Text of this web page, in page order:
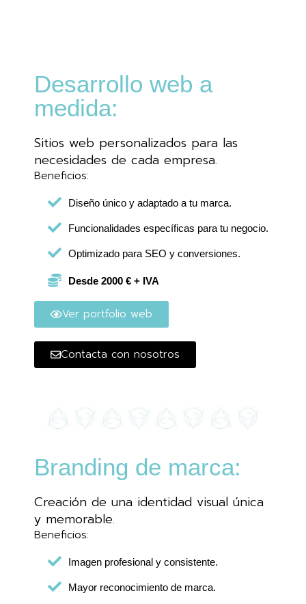
Desarrollo web a
medida:
Sitios web personalizados para las
necesidades de cada empresa.
Beneficios:
Diseño único y adaptado a tu marca.
Funcionalidades específicas para tu negocio.
Optimizado para SEO y conversiones.
Desde 2000 € + IVA
Ver portfolio web
Contacta con nosotros
Branding de marca:
Creación de una identidad visual única
y memorable.
Beneficios:
Imagen profesional y consistente.
Mayor reconocimiento de marca.